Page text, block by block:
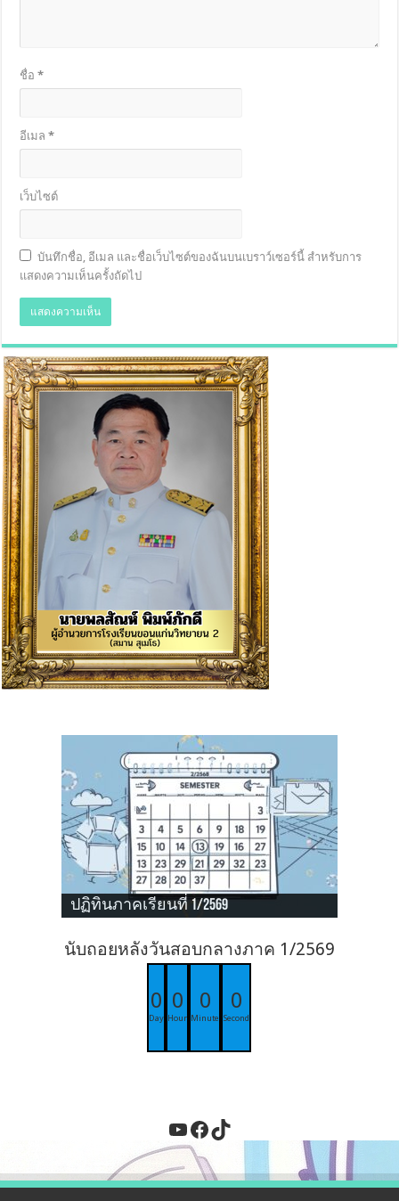
ชื่อ*
อีเมล*
เว็บไซต์
บันทึกชื่อ, อีเมล และชื่อเว็บไซต์ของฉันบนเบราว์เซอร์นี้ สำหรับการ
แสดงความเห็นครั้งถัดไป
ปฏิทินภาคเรียนที่ 1/2569
นับถอยหลังวันสอบกลางภาค 1/2569
0
Day
0
Hour
0
Minute
0
Second
YouTube
Facebook
TikTok